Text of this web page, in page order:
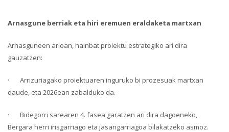
Arnasgune berriak eta hiri eremuen eraldaketa martxan
Arnasguneen arloan, hainbat proiektu estrategiko ari dira
gauzatzen:
· Arrizuriagako proiektuaren inguruko bi prozesuak martxan
daude, eta 2026ean zabalduko da.
· Bidegorri sarearen 4. fasea garatzen ari dira dagoeneko,
Bergara herri irisgarriago eta jasangarriagoa bilakatzeko asmoz.